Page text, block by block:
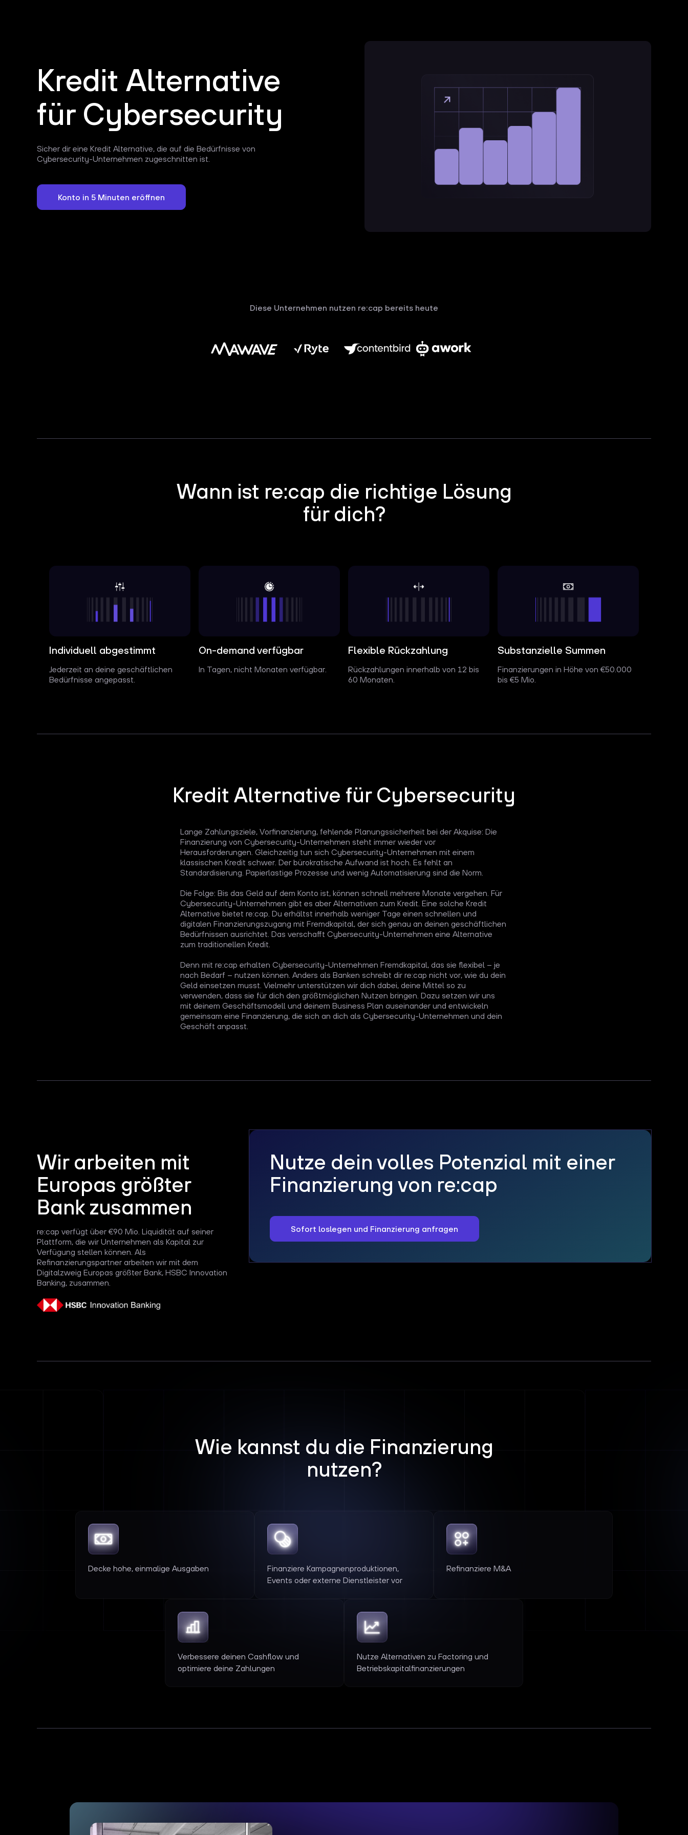
Kredit Alternative
für Cybersecurity
Sicher dir eine Kredit Alternative, die auf die Bedürfnisse von
Cybersecurity-Unternehmen zugeschnitten ist.
Konto in 5 Minuten eröffnen
Diese Unternehmen nutzen re:cap bereits heute
Wann ist re:cap die richtige Lösung
für dich?
Individuell abgestimmt
Jederzeit an deine geschäftlichen
Bedürfnisse angepasst.
On-demand verfügbar
In Tagen, nicht Monaten verfügbar.
Flexible Rückzahlung
Rückzahlungen innerhalb von 12 bis
60 Monaten.
Substanzielle Summen
Finanzierungen in Höhe von €50.000
bis €5 Mio.
Kredit Alternative für Cybersecurity
Lange Zahlungsziele, Vorfinanzierung, fehlende Planungssicherheit bei der Akquise: Die
Finanzierung von Cybersecurity-Unternehmen steht immer wieder vor
Herausforderungen. Gleichzeitig tun sich Cybersecurity-Unternehmen mit einem
klassischen Kredit schwer. Der bürokratische Aufwand ist hoch. Es fehlt an
Standardisierung. Papierlastige Prozesse und wenig Automatisierung sind die Norm.
Die Folge: Bis das Geld auf dem Konto ist, können schnell mehrere Monate vergehen. Für
Cybersecurity-Unternehmen gibt es aber Alternativen zum Kredit. Eine solche Kredit
Alternative bietet re:cap. Du erhältst innerhalb weniger Tage einen schnellen und
digitalen Finanzierungszugang mit Fremdkapital, der sich genau an deinen geschäftlichen
Bedürfnissen ausrichtet. Das verschafft Cybersecurity-Unternehmen eine Alternative
zum traditionellen Kredit.
Denn mit re:cap erhalten Cybersecurity-Unternehmen Fremdkapital, das sie flexibel – je
nach Bedarf – nutzen können. Anders als Banken schreibt dir re:cap nicht vor, wie du dein
Geld einsetzen musst. Vielmehr unterstützen wir dich dabei, deine Mittel so zu
verwenden, dass sie für dich den größtmöglichen Nutzen bringen. Dazu setzen wir uns
mit deinem Geschäftsmodell und deinem Business Plan auseinander und entwickeln
gemeinsam eine Finanzierung, die sich an dich als Cybersecurity-Unternehmen und dein
Geschäft anpasst.
Wir arbeiten mit
Europas größter
Bank zusammen
re:cap verfügt über €90 Mio. Liquidität auf seiner
Plattform, die wir Unternehmen als Kapital zur
Verfügung stellen können. Als
Refinanzierungspartner arbeiten wir mit dem
Digitalzweig Europas größter Bank, HSBC Innovation
Banking, zusammen.
Nutze dein volles Potenzial mit einer
Finanzierung von re:cap
Sofort loslegen und Finanzierung anfragen
Wie kannst du die Finanzierung
nutzen?
Decke hohe, einmalige Ausgaben
Finanziere Kampagnenproduktionen,
Events oder externe Dienstleister vor
Refinanziere M&A
Verbessere deinen Cashflow und
optimiere deine Zahlungen
Nutze Alternativen zu Factoring und
Betriebskapitalfinanzierungen